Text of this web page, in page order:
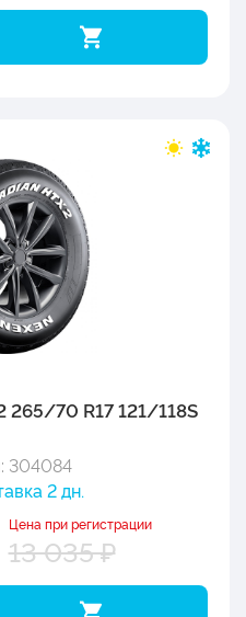
265/70 R17 121/118S
304084
2 дн.
Цена при регистрации
13 035 ₽